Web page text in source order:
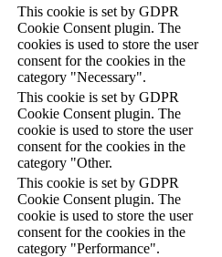
This cookie is set by GDPR
Cookie Consent plugin. The
cookies is used to store the user
consent for the cookies in the
category "Necessary".
This cookie is set by GDPR
Cookie Consent plugin. The
cookie is used to store the user
consent for the cookies in the
category "Other.
This cookie is set by GDPR
Cookie Consent plugin. The
cookie is used to store the user
consent for the cookies in the
category "Performance".